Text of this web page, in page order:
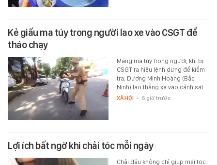
Kẻ giấu ma túy trong người lao xe vào CSGT để
tháo chạy
Mang ma túy trong người, khi bị
CSGT ra hiệu lệnh dừng để kiểm
tra, Dương Minh Hoàng (Bắc
Ninh) lao thẳng xe vào cảnh sát…
XÃ HỘI - 6 giờ trước
Lợi ích bất ngờ khi chải tóc mỗi ngày
Chải đầu không chỉ giúp mái tóc